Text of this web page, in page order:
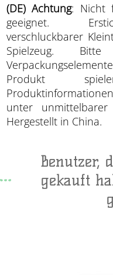
(DE) Achtung: Nicht
geeignet.
verschluckbarer
Spielzeug.
Produkt
unter unmittelbarer
Hergestellt in China.
Benutzer,
gekauft